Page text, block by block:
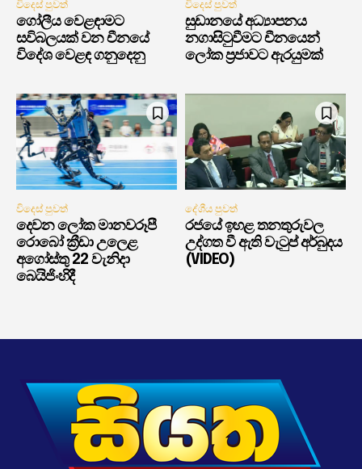
විදෙස් පුවත්
ගෝලීය වෙළඳාමට
සවිබලයක් වන චීනයේ
විදේශ වෙළඳ ගනුදෙනු
විදෙස් පුවත්
සුඩානයේ අධ්‍යාපනය
නගාසිටුවීමට චීනයෙන්
ලෝක ප්‍රජාවට ඇරයුමක්
විදෙස් පුවත්
දෙවන ලෝක මානවරූපී
රොබෝ ක්‍රීඩා උලෙළ
අගෝස්තු 22 වැනිදා
බෙයිජිංහිදී
දේශීය පුවත්
රජයේ ඉහළ තනතුරුවල
උද්ගත වී ඇති වැටුප් අර්බුදය
(VIDEO)